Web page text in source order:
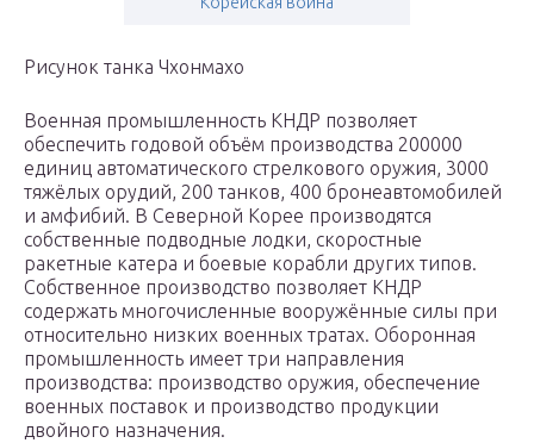
Рисунок танка Чхонмахо
Военная промышленность КНДР позволяет
обеспечить годовой объём производства 200000
единиц автоматического стрелкового оружия, 3000
тяжёлых орудий, 200 танков, 400 бронеавтомобилей
и амфибий. В Северной Корее производятся
собственные подводные лодки, скоростные
ракетные катера и боевые корабли других типов.
Собственное производство позволяет КНДР
содержать многочисленные вооружённые силы при
относительно низких военных тратах. Оборонная
промышленность имеет три направления
производства: производство оружия, обеспечение
военных поставок и производство продукции
двойного назначения.